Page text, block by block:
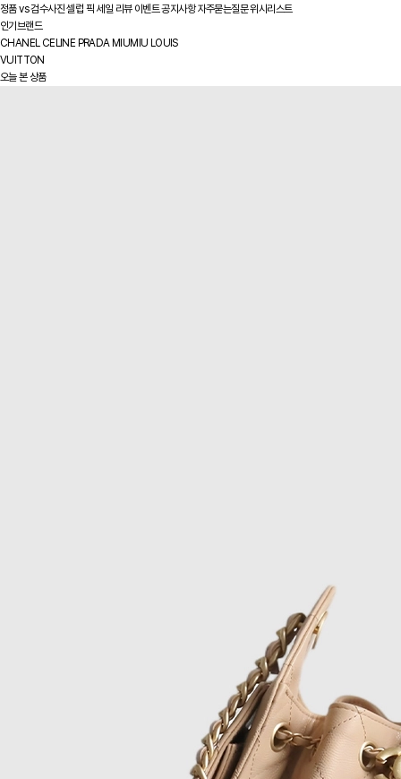
정품 vs검수사진셀럽 픽 세일 리뷰 이벤트공지사항 자주묻는질문위시리스트
인기브랜드
CHANEL CELINE PRADA MIUMIU LOUIS
VUITTON
오늘 본 상품